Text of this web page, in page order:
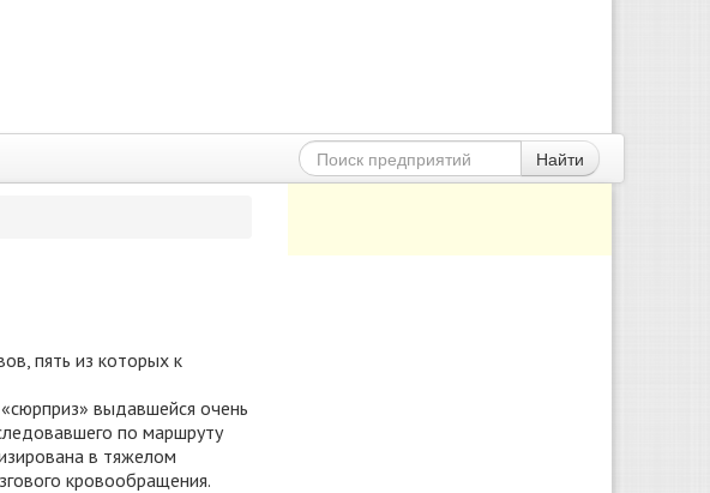
Найти
пять из которых к
выдавшейся очень
по маршруту
в тяжелом
кровообращения.